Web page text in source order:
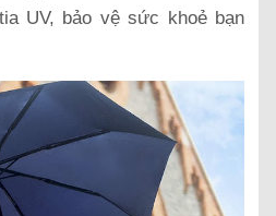
UV, bảo vệ sức khoẻ bạn